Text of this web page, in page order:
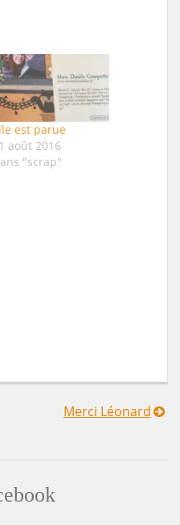
est parue
août 2016
"scrap"
Merci Léonard